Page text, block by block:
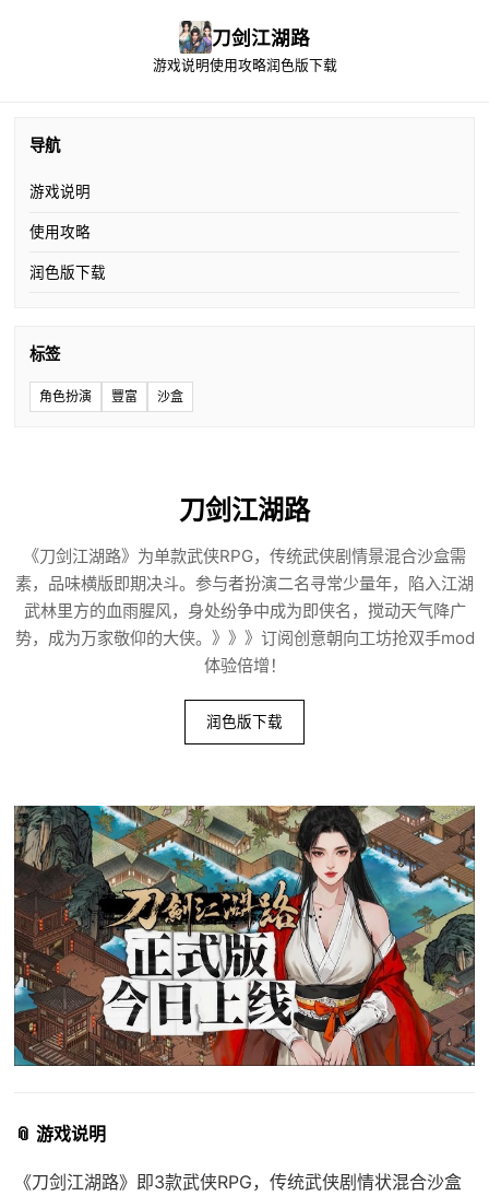
刀剑江湖路
游戏说明使用攻略润色版下载
导航
游戏说明
使用攻略
润色版下载
标签
角色扮演 豐富 沙盒
刀剑江湖路
《刀剑江湖路》为单款武侠RPG，传统武侠剧情景混合沙盒需
素，品味横版即期决斗。参与者扮演二名寻常少量年，陷入江湖
武林里方的血雨腥风，身处纷争中成为即侠名，搅动天气降广
势，成为万家敬仰的大侠。》》》订阅创意朝向工坊抢双手mod
体验倍增！
润色版下载
📎 游戏说明
《刀剑江湖路》即3款武侠RPG，传统武侠剧情状混合沙盒